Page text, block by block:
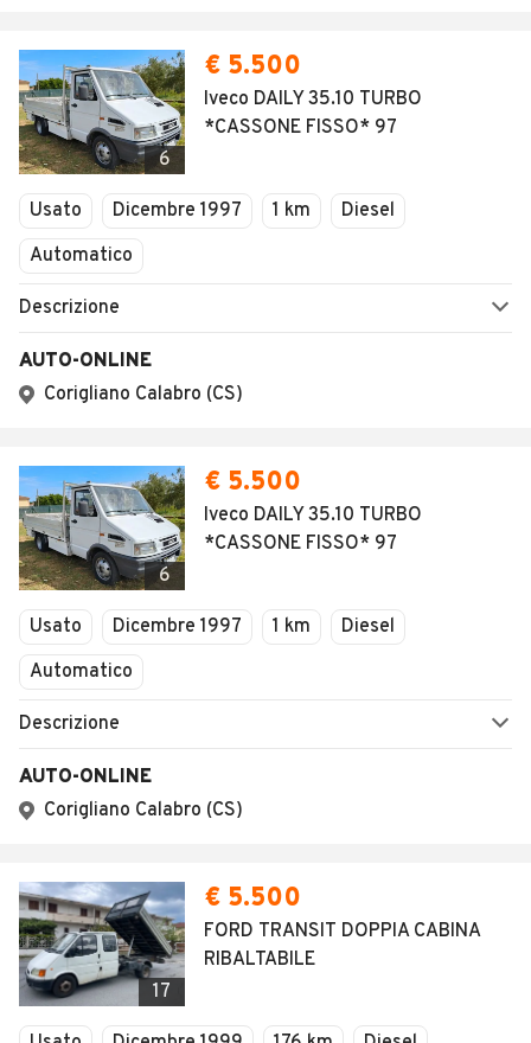
6
€ 5.500
Iveco DAILY 35.10 TURBO
*CASSONE FISSO* 97
Usato Dicembre 1997 1 km
Diesel
Automatico
Descrizione
AUTO-ONLINE
Corigliano Calabro (CS)
6
€ 5.500
Iveco DAILY 35.10 TURBO
*CASSONE FISSO* 97
Usato Dicembre 1997 1 km
Diesel
Automatico
Descrizione
AUTO-ONLINE
Corigliano Calabro (CS)
17
€ 5.500
FORD TRANSIT DOPPIA CABINA
RIBALTABILE